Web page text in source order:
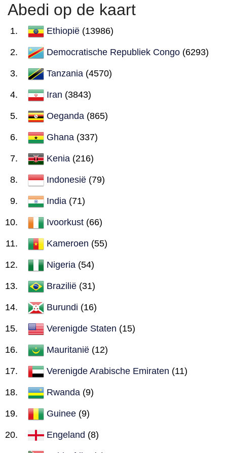
Abedi op de kaart
Ethiopië (13986)
Democratische Republiek Congo (6293)
Tanzania (4570)
Iran (3843)
Oeganda (865)
Ghana (337)
Kenia (216)
Indonesië (79)
India (71)
Ivoorkust (66)
Kameroen (55)
Nigeria (54)
Brazilië (31)
Burundi (16)
Verenigde Staten (15)
Mauritanië (12)
Verenigde Arabische Emiraten (11)
Rwanda (9)
Guinee (9)
Engeland (8)